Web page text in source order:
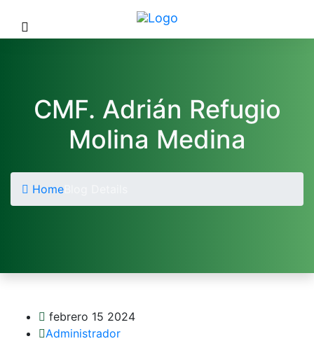
CMF. Adrián Refugio
Molina Medina
Home
febrero 15 2024
Administrador